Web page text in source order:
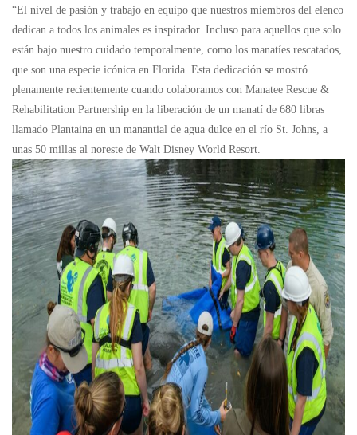
“El nivel de pasión y trabajo en equipo que nuestros miembros del elenco
dedican a todos los animales es inspirador. Incluso para aquellos que solo
están bajo nuestro cuidado temporalmente, como los manatíes rescatados,
que son una especie icónica en Florida. Esta dedicación se mostró
plenamente recientemente cuando colaboramos con Manatee Rescue &
Rehabilitation Partnership en la liberación de un manatí de 680 libras
llamado Plantaina en un manantial de agua dulce en el río St. Johns, a
unas 50 millas al noreste de Walt Disney World Resort.